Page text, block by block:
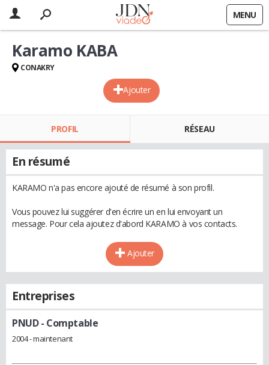
MENU
Ajouter
Karamo KABA
CONAKRY
PROFIL RÉSEAU
En résumé
KARAMO n'a pas encore ajouté de résumé à son profil.
Vous pouvez lui suggérer d'en écrire un en lui envoyant un
message. Pour cela ajoutez d'abord KARAMO à vos contacts.
Ajouter
Entreprises
PNUD- Comptable
2004 - maintenant